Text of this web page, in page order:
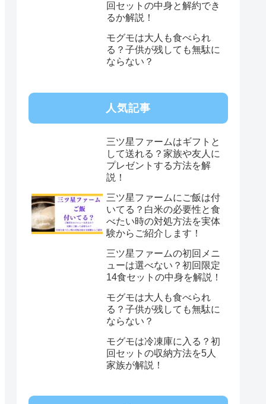
回セットの中身と解約でき
るか解説！
モグモは大人も食べられ
る？子供が残しても無駄に
ならない？
人気記事
三ツ星ファームはギフトと
して送れる？家族や友人に
プレゼントする方法を解
説！
三ツ星ファームにご飯は付
いてる？白米の必要性と食
べたい時の対処方法を実体
験からご紹介します！
三ツ星ファームの初回メニ
ューは選べない？初回限定
14食セットの中身を解説！
モグモは大人も食べられ
る？子供が残しても無駄に
ならない？
モグモは冷凍庫に入る？初
回セットの収納方法を5人
家族が解説！